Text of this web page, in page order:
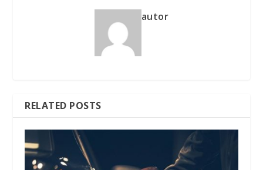
autor
RELATED POSTS